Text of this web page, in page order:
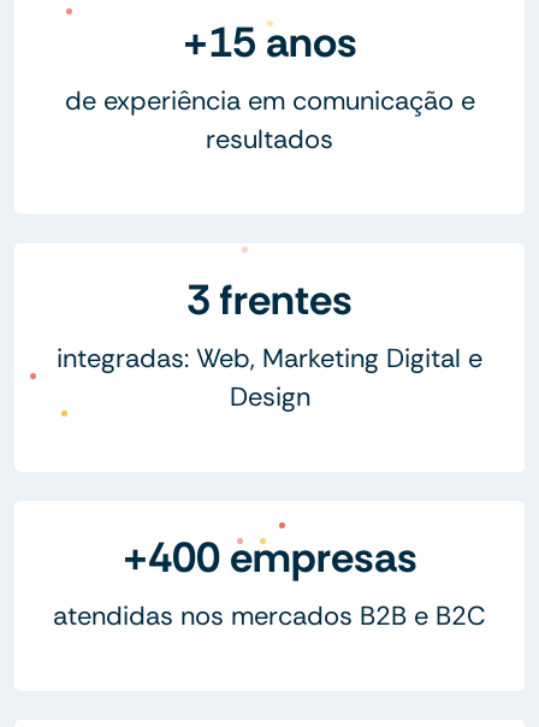
+15 anos
de experiência em comunicação e
resultados
3 frentes
integradas: Web, Marketing Digital e
Design
+400 empresas
atendidas nos mercados B2B e B2C